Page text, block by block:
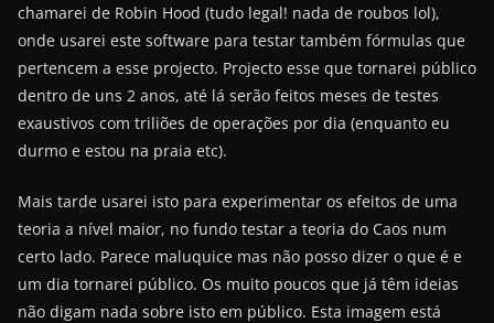
chamarei de Robin Hood (tudo legal! nada de roubos lol),
onde usarei este software para testar também fórmulas que
pertencem a esse projecto. Projecto esse que tornarei público
dentro de uns 2 anos, até lá serão feitos meses de testes
exaustivos com triliões de operações por dia (enquanto eu
durmo e estou na praia etc).
Mais tarde usarei isto para experimentar os efeitos de uma
teoria a nível maior, no fundo testar a teoria do Caos num
certo lado. Parece maluquice mas não posso dizer o que é e
um dia tornarei público. Os muito poucos que já têm ideias
não digam nada sobre isto em público. Esta imagem está